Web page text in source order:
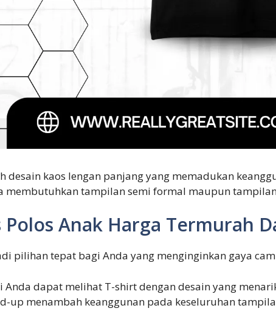
desain kaos lengan panjang yang memadukan
membutuhkan tampilan semi formal maupun
Polos Anak Harga Termurah
pilihan tepat bagi Anda yang menginginkan gaya
Anda dapat melihat T-shirt dengan desain yang
up menambah keanggunan pada keseluruhan